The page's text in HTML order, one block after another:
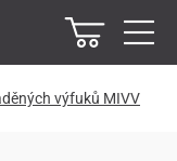
výfuků MIVV